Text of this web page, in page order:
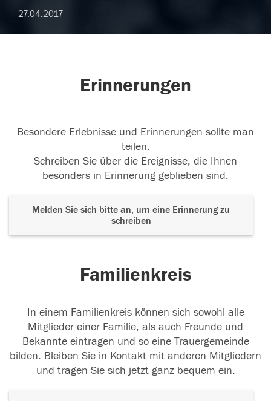
27.04.2017
Erinnerungen
Besondere Erlebnisse und Erinnerungen sollte man
teilen.
Schreiben Sie über die Ereignisse, die Ihnen
besonders in Erinnerung geblieben sind.
Melden Sie sich bitte an, um eine Erinnerung zu
schreiben
Familienkreis
In einem Familienkreis können sich sowohl alle
Mitglieder einer Familie, als auch Freunde und
Bekannte eintragen und so eine Trauergemeinde
bilden. Bleiben Sie in Kontakt mit anderen Mitgliedern
und tragen Sie sich jetzt ganz bequem ein.